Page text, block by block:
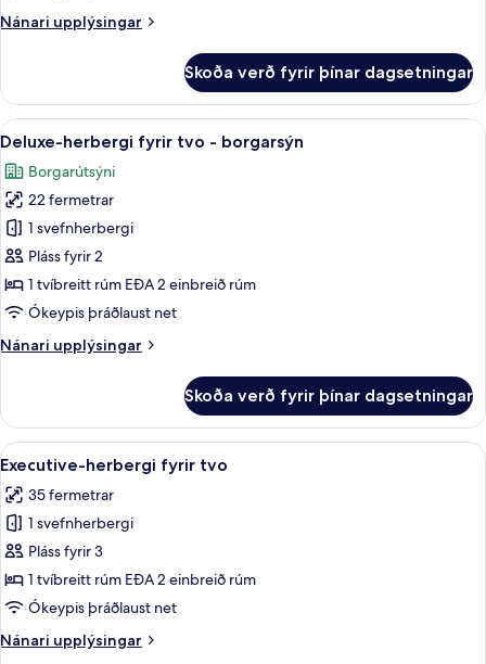
Nánari upplýsingar
Nánari
herbergi
fyrir
einn
Skoða verð fyrir þínar dagsetningar
Skoða
allar
myndir
fyrir
Deluxe-
herbergi
fyrir
tvo
borgarsýn
Deluxe-herbergi fyrir tvo -
21
Deluxe-herbergi fyrir tvo - borgarsýn
Borgarútsýni
22 fermetrar
1 svefnherbergi
Pláss fyrir 2
1 tvíbreitt rúm EÐA 2 einbreið rúm
Ókeypis þráðlaust net
Nánari upplýsingar
Nánari
herbergi
fyrir
tvo
borgarsýn
Skoða verð fyrir þínar dagsetningar
Skoða
allar
myndir
fyrir
Executive-
herbergi
fyrir
Executive-herbergi fyrir tvo | Ítölsk
9
Executive-herbergi fyrir tvo
35 fermetrar
1 svefnherbergi
Pláss fyrir 3
1 tvíbreitt rúm EÐA 2 einbreið rúm
Ókeypis þráðlaust net
Nánari upplýsingar
Nánari